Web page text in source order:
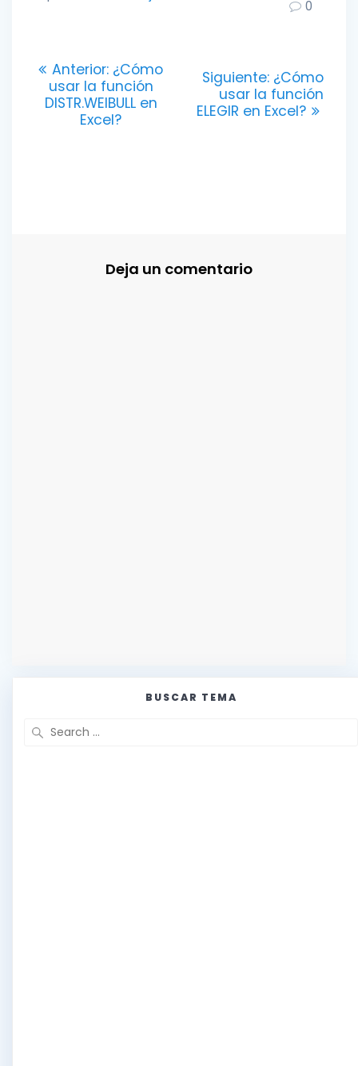
0
Navegación
entradas
Anterior: Entrada
anterior:
¿Cómo
usar la función
DISTR.WEIBULL en
Excel?
Siguiente: Entrada
siguiente:
¿Cómo
usar la función
ELEGIR en Excel?
Deja un comentario
BUSCAR TEMA